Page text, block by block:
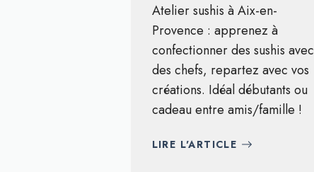
Atelier sushis à Aix-en-
Provence : apprenez à
confectionner des sushis avec
des chefs, repartez avec vos
créations. Idéal débutants ou
cadeau entre amis/famille !
LIRE L'ARTICLE